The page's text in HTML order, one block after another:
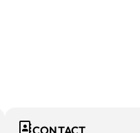
CONTACT